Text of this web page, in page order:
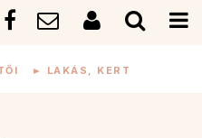
► LAKÁS, KERT